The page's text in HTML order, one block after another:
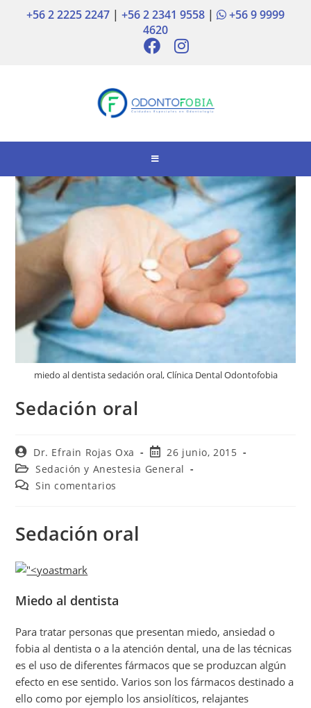
+56 2 2225 2247 | +56 2 2341 9558 |
+56 9 9999
4620
miedo al dentista sedación oral, Clínica Dental Odontofobia
Sedación oral
Dr. Efrain Rojas Oxa
26 junio, 2015
Sedación y Anestesia General
Sin comentarios
Sedación oral
Miedo al dentista
Para tratar personas que presentan miedo, ansiedad o
fobia al dentista o a la atención dental, una de las técnicas
es el uso de diferentes fármacos que se produzcan algún
efecto en ese sentido. Varios son los fármacos destinado a
ello como por ejemplo los ansiolíticos, relajantes